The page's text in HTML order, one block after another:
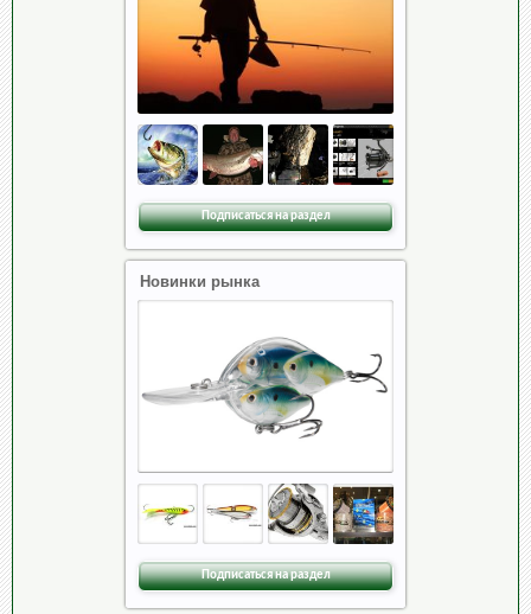
Подписаться на раздел
Новинки рынка
Подписаться на раздел